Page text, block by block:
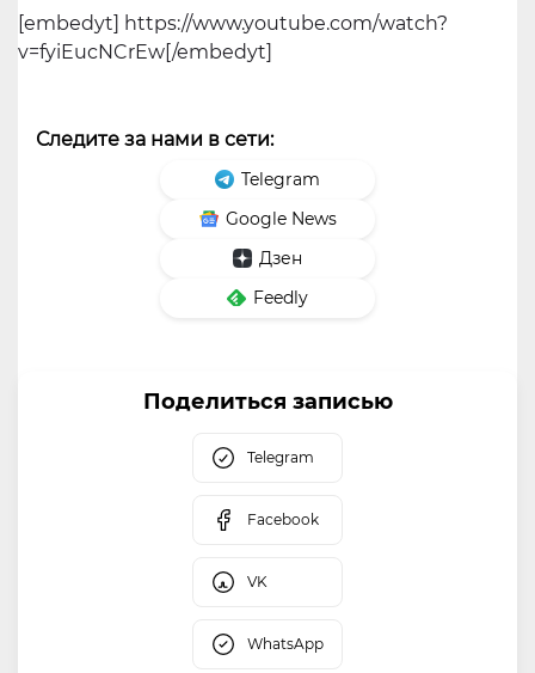
[embedyt] https://www.youtube.com/watch?
v=fyiEucNCrEw[/embedyt]
Следите за нами в сети:
Telegram
Google News
Дзен
Feedly
Поделиться записью
Telegram
Facebook
VK
WhatsApp